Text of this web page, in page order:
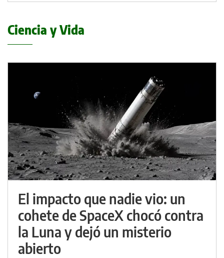
Ciencia y Vida
El impacto que nadie vio: un
cohete de SpaceX chocó contra
la Luna y dejó un misterio
abierto